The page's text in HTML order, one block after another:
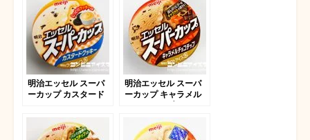
明治エッセル スーパ
ーカップ カスタード
明治エッセル スーパ
ーカップ キャラメル